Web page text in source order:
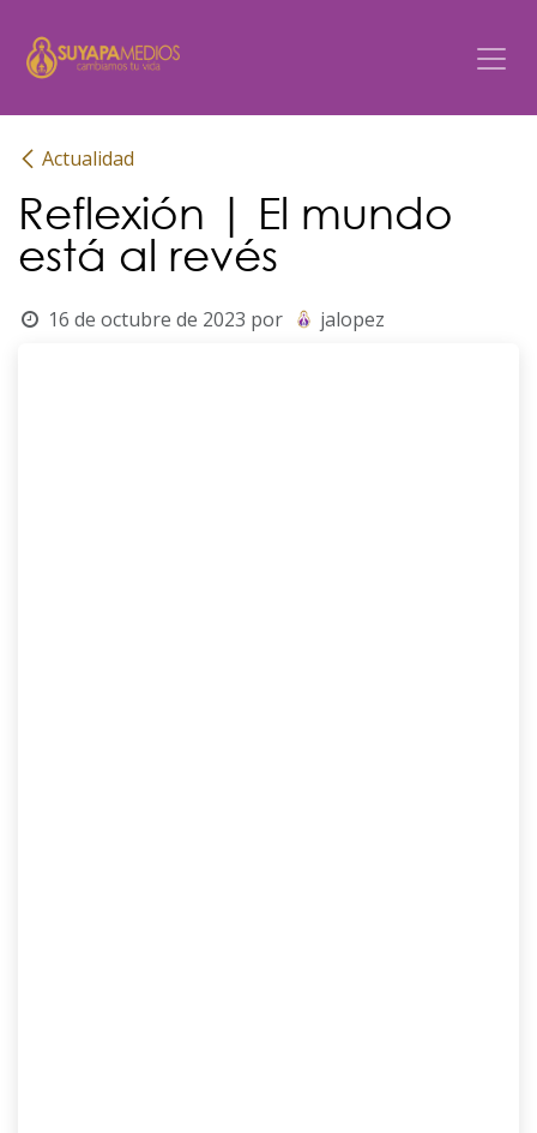
Actualidad
Reflexión | El mundo
está al revés
16 de octubre de 2023 por jalopez